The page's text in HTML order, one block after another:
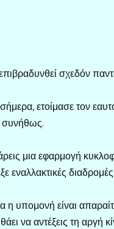
σχεδόν
ετοίμασε τον
συνήθως.
μια εφαρμογή
εναλλακτικές
η υπομονή είναι
να αντέξεις τη αργή